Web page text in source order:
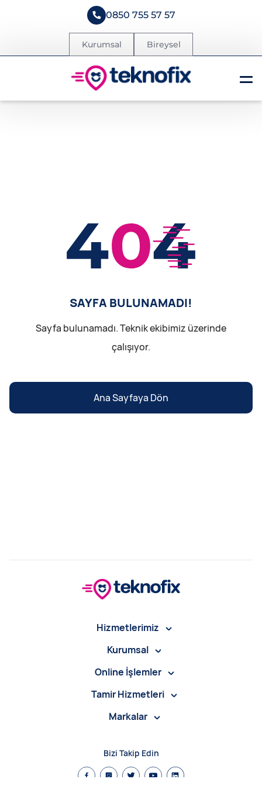
0850 755 57 57
Kurumsal Bireysel
SAYFA BULUNAMADI!
Sayfa bulunamadı. Teknik ekibimiz üzerinde
çalışıyor.
Ana Sayfaya Dön
Hizmetlerimiz
Kurumsal
Online İşlemler
Tamir Hizmetleri
Markalar
Bizi Takip Edin